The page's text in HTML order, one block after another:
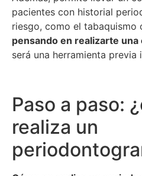
pacientes con historial
riesgo, como el tabaquismo
pensando en realizarte
será una herramienta previa
Paso a paso:
realiza un